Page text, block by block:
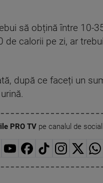
să obțină între 10-
calorii pe zi, ar
după ce faceți un
PRO TVpe canalul de